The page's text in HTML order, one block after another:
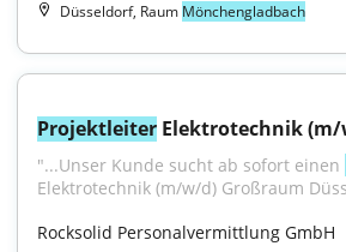
Düsseldorf, Raum Mönchengladbach
Projektleiter Elektrotechnik
"...Unser Kunde sucht ab sofort einen
Elektrotechnik (m/w/d) Großraum
Rocksolid Personalvermittlung GmbH